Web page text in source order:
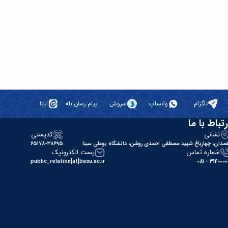
تلگرام واتساپ سروش پیام رسان بله ایتا
با ما
نشانی
چهارباغ شهید مصطفی احمدی روشن، دانشگاه بوعلی سینا
کدپستی
۶۵۱۷۸-۳۸۶۹۵
شماره تماس
31400000 -
پست الکترونیک
public_relation[at]basu.ac.ir